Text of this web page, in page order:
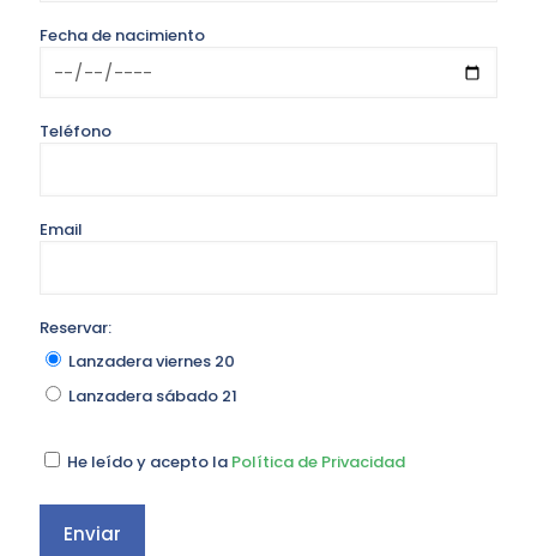
Fecha de nacimiento
Teléfono
Email
Reservar:
Lanzadera viernes 20
Lanzadera sábado 21
He leído y acepto la Política de Privacidad